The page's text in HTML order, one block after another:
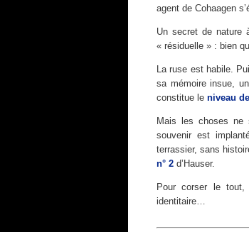
agent de Cohaagen
Un secret de nature
« résiduelle » : bien
La ruse est habile.
sa mémoire insue,
constitue le niveau
Mais les choses ne
souvenir est
terrassier, sans
n° 2 d’Hauser.
Pour corser le
identitaire…